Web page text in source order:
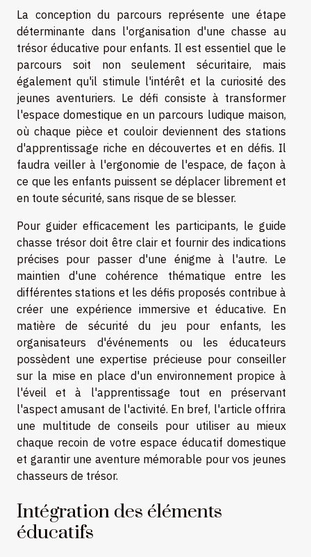
La conception du parcours représente une étape
déterminante dans l'organisation d'une chasse au
trésor éducative pour enfants. Il est essentiel que le
parcours soit non seulement sécuritaire, mais
également qu'il stimule l'intérêt et la curiosité des
jeunes aventuriers. Le défi consiste à transformer
l'espace domestique en un parcours ludique maison,
où chaque pièce et couloir deviennent des stations
d'apprentissage riche en découvertes et en défis. Il
faudra veiller à l'ergonomie de l'espace, de façon à
ce que les enfants puissent se déplacer librement et
en toute sécurité, sans risque de se blesser.
Pour guider efficacement les participants, le guide
chasse trésor doit être clair et fournir des indications
précises pour passer d'une énigme à l'autre. Le
maintien d'une cohérence thématique entre les
différentes stations et les défis proposés contribue à
créer une expérience immersive et éducative. En
matière de sécurité du jeu pour enfants, les
organisateurs d'événements ou les éducateurs
possèdent une expertise précieuse pour conseiller
sur la mise en place d'un environnement propice à
l'éveil et à l'apprentissage tout en préservant
l'aspect amusant de l'activité. En bref, l'article offrira
une multitude de conseils pour utiliser au mieux
chaque recoin de votre espace éducatif domestique
et garantir une aventure mémorable pour vos jeunes
chasseurs de trésor.
Intégration des éléments
éducatifs